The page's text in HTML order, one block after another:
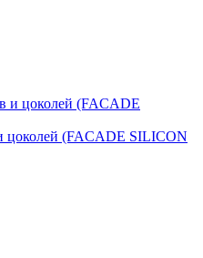
цоколей (FACADE SILICON